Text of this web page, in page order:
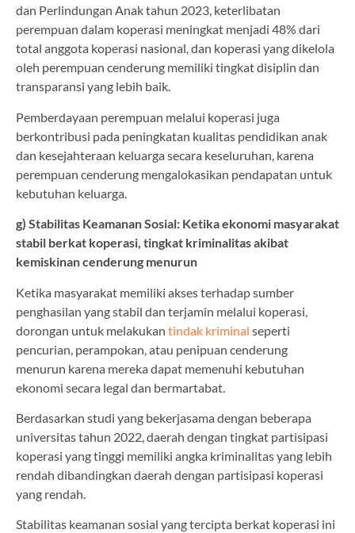
dan Perlindungan Anak tahun 2023, keterlibatan
perempuan dalam koperasi meningkat menjadi 48% dari
total anggota koperasi nasional, dan koperasi yang dikelola
oleh perempuan cenderung memiliki tingkat disiplin dan
transparansi yang lebih baik.
Pemberdayaan perempuan melalui koperasi juga
berkontribusi pada peningkatan kualitas pendidikan anak
dan kesejahteraan keluarga secara keseluruhan, karena
perempuan cenderung mengalokasikan pendapatan untuk
kebutuhan keluarga.
g) Stabilitas Keamanan Sosial: Ketika ekonomi masyarakat
stabil berkat koperasi, tingkat kriminalitas akibat
kemiskinan cenderung menurun
Ketika masyarakat memiliki akses terhadap sumber
penghasilan yang stabil dan terjamin melalui koperasi,
dorongan untuk melakukan tindak kriminal seperti
pencurian, perampokan, atau penipuan cenderung
menurun karena mereka dapat memenuhi kebutuhan
ekonomi secara legal dan bermartabat.
Berdasarkan studi yang bekerjasama dengan beberapa
universitas tahun 2022, daerah dengan tingkat partisipasi
koperasi yang tinggi memiliki angka kriminalitas yang lebih
rendah dibandingkan daerah dengan partisipasi koperasi
yang rendah.
Stabilitas keamanan sosial yang tercipta berkat koperasi ini